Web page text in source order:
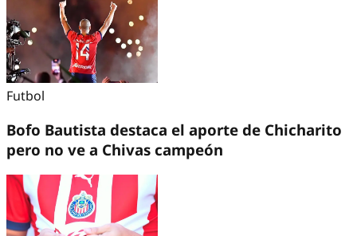
Futbol
Bofo Bautista destaca el aporte de Chicharito
pero no ve a Chivas campeón